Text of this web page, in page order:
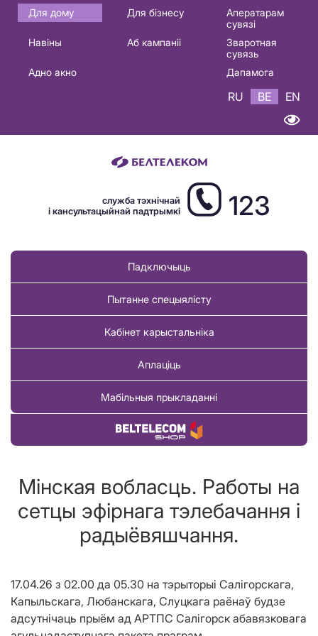
Основная
навигация
Для дому Для бізнесу
Аператарам
сувязі
Навіны
Аб кампаніі
Зваротная
сувязь
Адно акно
Дапамога
RU BE EN
служба тэхнічнай
і кансультацыйнай падтрымкі
123
Падключыць
Пытанне спецыялісту
Кабінет карыстальніка
Аплаціць
Мабільныя прыкладанні
Купіць тавар
Мінская вобласць. Работы на
сетцы эфірнага тэлебачання і
радыёвяшчання.
17.04.26 з 02.00 да 05.30 на тэрыторыі Салігорскага,
Капыльскага, Любанскага, Слуцкага раёнаў будзе
адсутнічаць прыём ад АРТПС Салігорск абавязковага